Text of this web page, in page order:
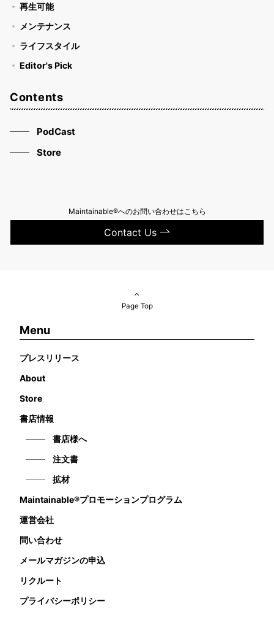
再生可能
メンテナンス
ライフスタイル
Editor's Pick
Contents
PodCast
Store
Maintainable®へのお問い合わせはこちら
Contact Us
Page Top
Menu
プレスリリース
About
Store
書店情報
書店様へ
注文書
拡材
Maintainable®プロモーションプログラム
運営会社
問い合わせ
メールマガジンの申込
リクルート
プライバシーポリシー